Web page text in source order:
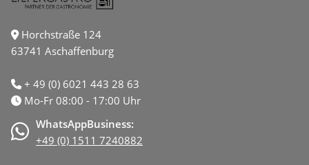
Horchstraße 124
63741 Aschaffenburg
+ 49 (0) 6021 443 28 63
Mo-Fr 08:00 - 17:00 Uhr
WhatsAppBusiness:
+49 (0) 1511 7240882